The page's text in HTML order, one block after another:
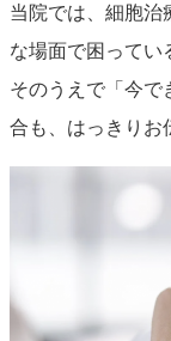
当院では、細胞治
な場面で困ってい
そのうえで「今で
合も、はっきりお